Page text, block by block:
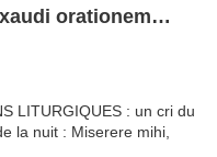
orationem